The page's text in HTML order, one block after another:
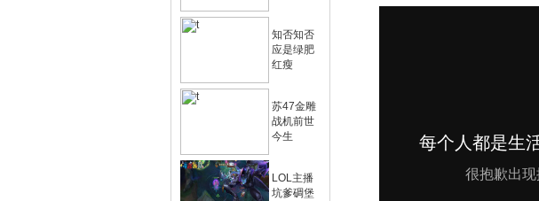
知否知否
应是绿肥
红瘦
苏47金雕
战机前世
今生
LOL主播
坑爹碉堡